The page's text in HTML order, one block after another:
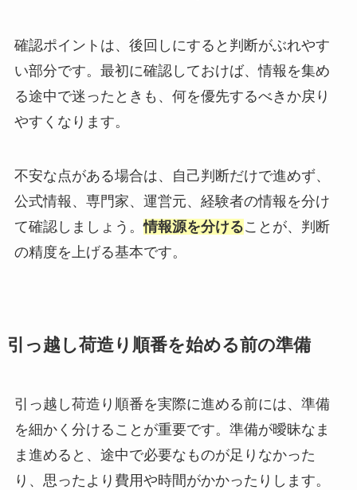
確認ポイントは、後回しにすると判断がぶれやす
い部分です。最初に確認しておけば、情報を集め
る途中で迷ったときも、何を優先するべきか戻り
やすくなります。
不安な点がある場合は、自己判断だけで進めず、
公式情報、専門家、運営元、経験者の情報を分け
て確認しましょう。情報源を分けることが、判断
の精度を上げる基本です。
引っ越し荷造り順番を始める前の準備
引っ越し荷造り順番を実際に進める前には、準備
を細かく分けることが重要です。準備が曖昧なま
ま進めると、途中で必要なものが足りなかった
り、思ったより費用や時間がかかったりします。